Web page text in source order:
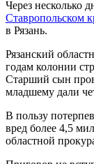
Через несколько
Ставропольском
в Рязань.
Рязанский
годам колонии
Старший сын
младшему дали
В пользу
вред более 4,5
областной